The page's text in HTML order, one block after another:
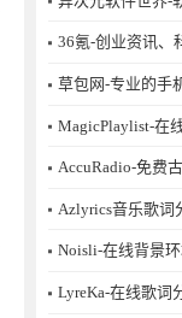
36氪-创业资讯、
草包网-专业的手
MagicPlaylist-在
AccuRadio-免费
Azlyrics音乐歌词
Noisli-在线背景
LyreKa-在线歌词